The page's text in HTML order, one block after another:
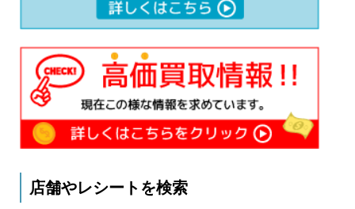
店舗やレシートを検索